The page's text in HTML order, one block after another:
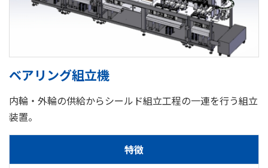
ベアリング組立機
内輪・外輪の供給からシールド組立工程の一連を行う組立
装置。
特徴